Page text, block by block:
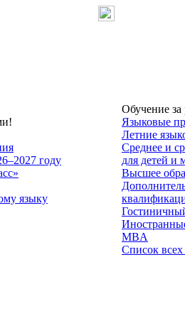
году
языку
Обучение
Языковые
Летние
Среднее и
для детей и
Высшее
MBA
Список